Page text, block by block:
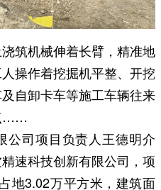
筑机械伸着长臂，精准地
操作着挖掘机平整、开挖
自卸卡车等施工车辆往来
……
公司项目负责人王德明介
速科技创新有限公司，项
地3.02万平方米，建筑面